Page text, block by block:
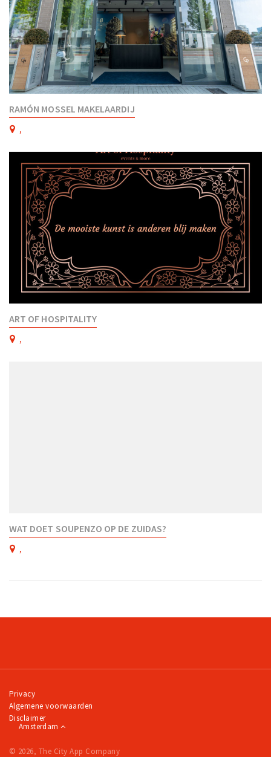
RAMÓN MOSSEL MAKELAARDIJ
,
ART OF HOSPITALITY
,
WAT DOET SOUPENZO OP DE ZUIDAS?
,
Privacy
Algemene voorwaarden
Disclaimer
Amsterdam
© 2026, The City App Company